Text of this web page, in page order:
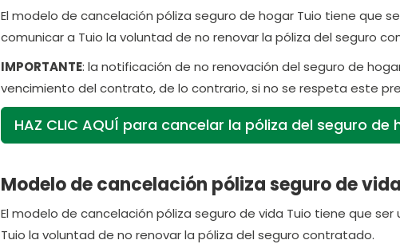
El modelo de cancelación póliza seguro de hogar Tuio tiene que
comunicar a Tuio la voluntad de no renovar la póliza del seguro
IMPORTANTE: la notificación de no renovación del seguro de
vencimiento del contrato, de lo contrario, si no se respeta este
HAZ CLIC AQUÍ para cancelar la póliza del seguro
Modelo de cancelación póliza seguro de
El modelo de cancelación póliza seguro de vida Tuio tiene que
Tuio la voluntad de no renovar la póliza del seguro contratado.